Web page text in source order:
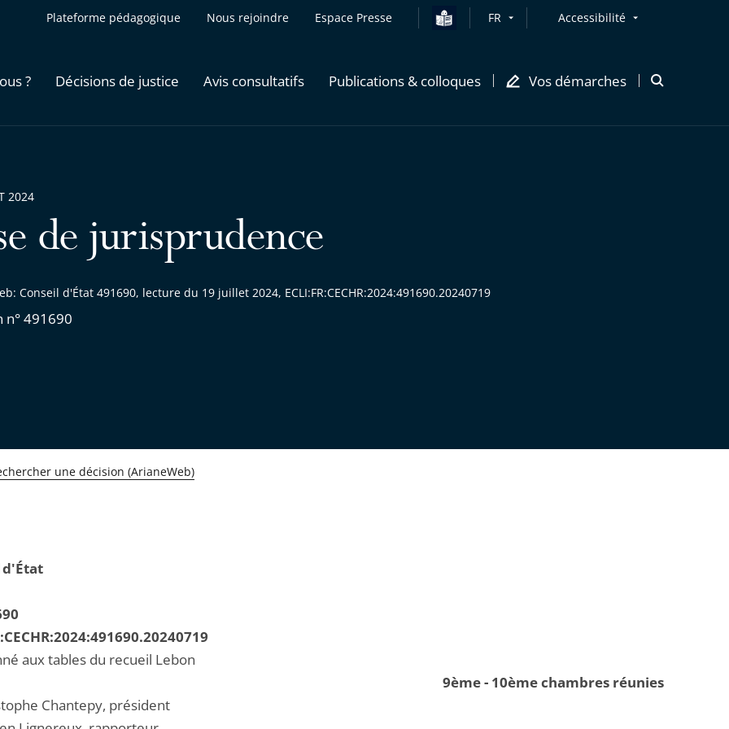
Plateforme pédagogique Nous rejoindre Espace Presse FR Accessibilité
? Décisions de justice Avis consultatifs Publications & colloques Vos démarches
Ouvrir
de jurisprudence
Conseil d'État 491690, lecture du 19 juillet 2024, ECLI:FR:CECHR:2024:491690.20240719
n° 491690
2024
une décision (ArianeWeb)
d'État
aux tables du recueil Lebon
9ème - 10ème chambres réunies
Chantepy, président